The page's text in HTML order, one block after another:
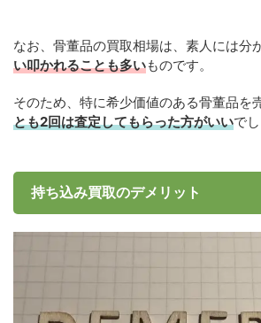
なお、骨董品の買取相場は、素人には分
い叩かれることも多いものです。
そのため、特に希少価値のある骨董品を
とも2回は査定してもらった方がいいでし
持ち込み買取のデメリット